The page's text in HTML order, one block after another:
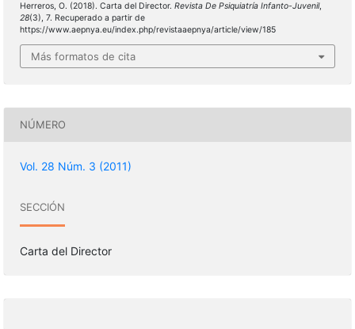
Herreros, O. (2018). Carta del Director. Revista De Psiquiatría Infanto-Juvenil,
28(3), 7. Recuperado a partir de
https://www.aepnya.eu/index.php/revistaaepnya/article/view/185
Más formatos de cita
NÚMERO
Vol. 28 Núm. 3 (2011)
SECCIÓN
Carta del Director